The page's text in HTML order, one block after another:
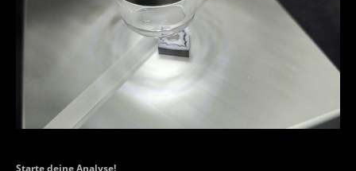
Starte deine Analyse!